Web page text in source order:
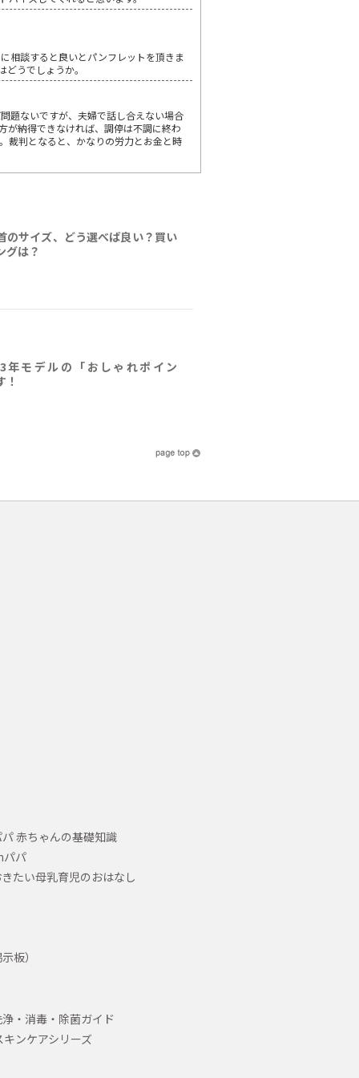
相談すると良いとパンフレットを頂きま
うでしょうか。
題ないですが、夫婦で話し合えない場合
が納得できなければ、調停は不調に終わ
裁判となると、かなりの労力とお金と時
のサイズ、どう選べば良い？買い
グは？
年モデルの「おしゃれポイン
赤ちゃんの基礎知識
パパ
たい母乳育児のおはなし
板）
・消毒・除菌ガイド
ンケアシリーズ